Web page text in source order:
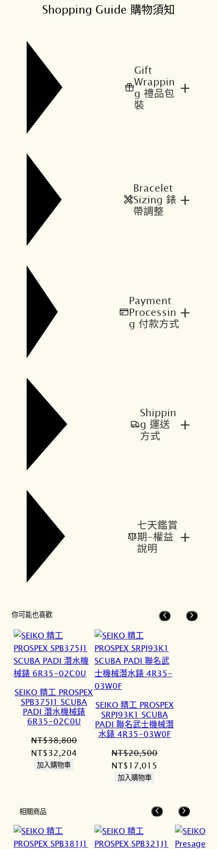
：
：
1
7
,
0
Shopping Guide 購物須知
Gift
Wrappin
g 禮品包
裝
+
Bracelet
Sizing 錶
帶調整
+
Payment
Processin
g 付款方式
+
Shippin
g 運送
方式
+
七天鑑賞
期-權益
說明
+
你可能也喜歡
SEIKO 精工 PROSPEX
SPB375J1 SCUBA
PADI 潛水機械錶
6R35-02C0U
NT$38,800
原
始
NT$32,204目
加入購物車
SEIKO 精工 PROSPEX
SRPJ93K1 SCUBA
PADI 聯名武士機械潛
水錶 4R35-03W0F
NT$20,500
原
始
NT$20,500。
NT$17,015
NT$17,015。
加入購物車
相關商品